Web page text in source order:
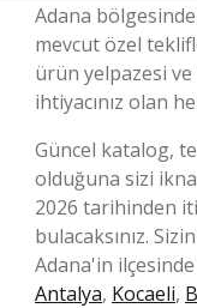
Adana
mevcut özel
ürün yelpazesi
ihtiyacınız olan
Güncel katalog,
olduğuna sizi
2026 tarihinden
bulacaksınız.
Adana'in
Antalya, Kocaeli,